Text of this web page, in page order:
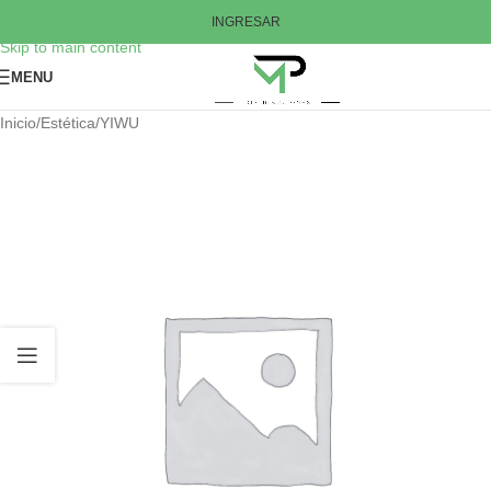
Skip to main content
INGRESAR
MENU
Inicio/Estética/YIWU